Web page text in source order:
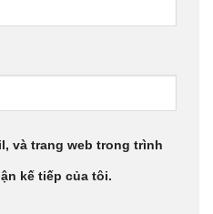
và trang web trong trình
kế tiếp của tôi.